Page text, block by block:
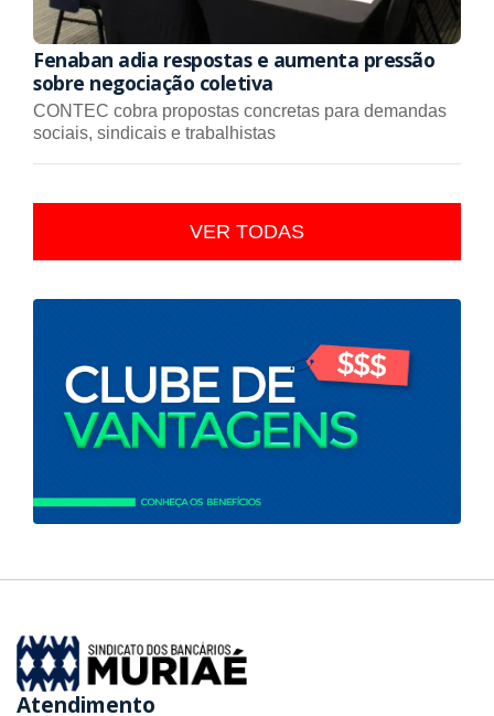
Fenaban adia respostas e aumenta pressão
sobre negociação coletiva
CONTEC cobra propostas concretas para demandas
sociais, sindicais e trabalhistas
VER TODAS
Atendimento